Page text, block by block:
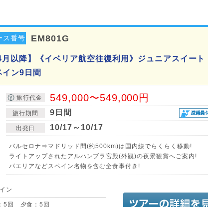
ス番号 EM801G
以降】《イベリア航空往復利用》ジュニアスイート
ン9日間
旅行代金 549,000〜549,000円
旅行期間 9日間
出発日 10/17～10/17
バルセロナ⇒マドリッド間(約500km)は国内線でらくらく移動!
ライトアップされたアルハンブラ宮殿(外観)の夜景観賞へご案内!
パエリアなどスペイン名物を含む全食事付き!
ン
5回 夕食：5回